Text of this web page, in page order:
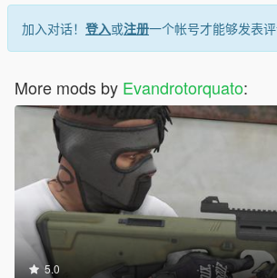
加入对话！ 登入或注册一个帐号才能够发表评
More mods by Evandrotorquato:
5.0